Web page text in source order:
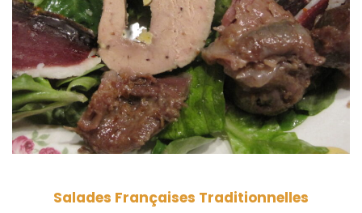
Salades Françaises Traditionnelles